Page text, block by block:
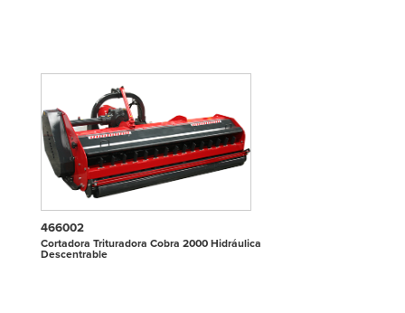
466002
Cortadora Trituradora Cobra 2000 Hidráulica
Descentrable